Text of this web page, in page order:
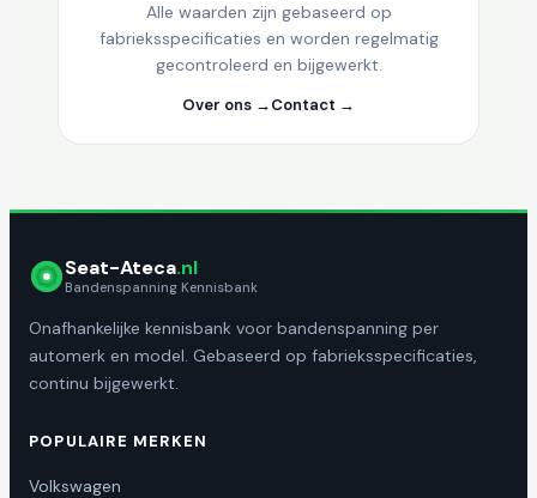
Alle waarden zijn gebaseerd op
fabrieksspecificaties en worden regelmatig
gecontroleerd en bijgewerkt.
Over ons →Contact →
Seat-Ateca.nl
Bandenspanning Kennisbank
Onafhankelijke kennisbank voor bandenspanning per
automerk en model. Gebaseerd op fabrieksspecificaties,
continu bijgewerkt.
POPULAIRE MERKEN
Volkswagen